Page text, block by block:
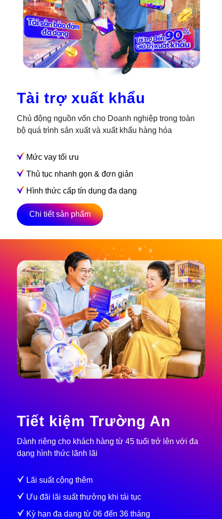
Tài trợ xuất khẩu
Chủ động nguồn vốn cho Doanh nghiệp trong toàn
bộ quá trình sản xuất và xuất khẩu hàng hóa
Mức vay tối ưu
Thủ tục nhanh gọn & đơn giản
Hình thức cấp tín dụng đa dạng
Chi tiết sản phẩm
Tiết kiệm Trường An
Dành riêng cho khách hàng từ 45 tuổi trở lên với đa
dạng hình thức lãnh lãi
Lãi suất cộng thêm
Ưu đãi lãi suất thưởng khi tái tục
Kỳ hạn đa dạng từ 06 đến 36 tháng